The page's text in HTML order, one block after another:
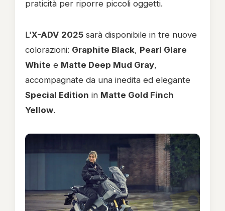
praticità per riporre piccoli oggetti.
L'X-ADV 2025 sarà disponibile in tre nuove
colorazioni: Graphite Black, Pearl Glare
White e Matte Deep Mud Gray,
accompagnate da una inedita ed elegante
Special Edition in Matte Gold Finch
Yellow.